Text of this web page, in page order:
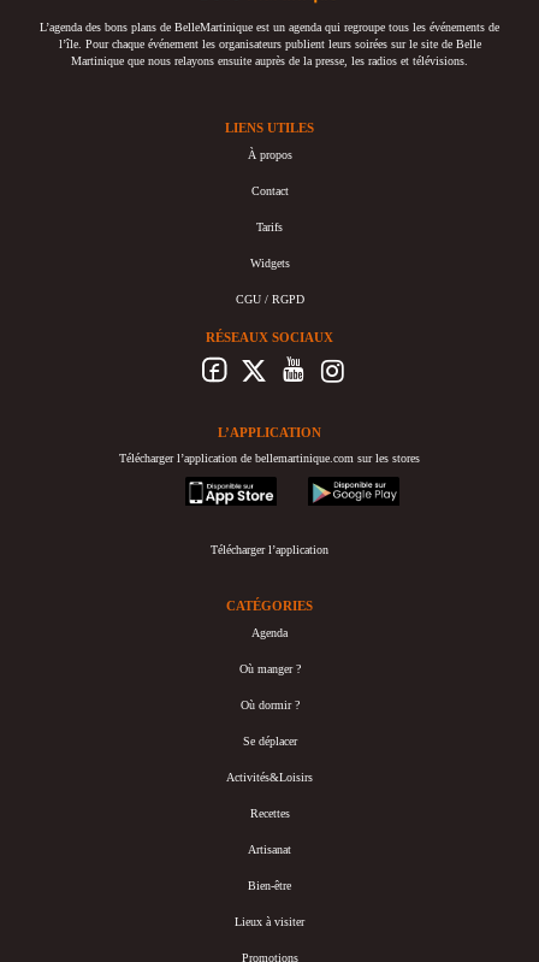
L’agenda des bons plans de BelleMartinique est un agenda qui regroupe tous les événements de
l’île. Pour chaque événement les organisateurs publient leurs soirées sur le site de Belle
Martinique que nous relayons ensuite auprès de la presse, les radios et télévisions.
LIENS UTILES
À propos
Contact
Tarifs
Widgets
CGU / RGPD
RÉSEAUX SOCIAUX
L’APPLICATION
Télécharger l’application de bellemartinique.com sur les stores
appstore
googleplay
Télécharger l’application
CATÉGORIES
Agenda
Où manger ?
Où dormir ?
Se déplacer
Activités&Loisirs
Recettes
Artisanat
Bien-être
Lieux à visiter
Promotions